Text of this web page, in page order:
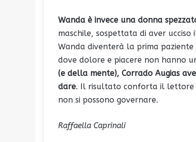
Wanda è invece una donna
maschile, sospettata di aver ucciso
Wanda diventerà la prima
dove dolore e piacere non hanno
(e della mente), Corrado Augias
dare. Il risultato conforta il lettore
non si possono governare.
Raffaella Caprinali